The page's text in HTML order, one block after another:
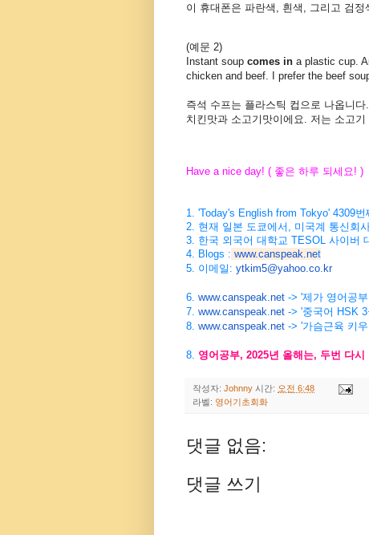
이 휴대폰은 파란색 흰색 그리고 검정
(예문 2)
Instant soup comes in a plastic cup.
chicken and beef. I prefer the beef
즉석 수프는 플라스틱 컵으로 나옵니다.
치킨맛과 소고기맛이에요 저는 소고기
Have a nice day! ( 좋은 하루 되세요 ! )
1. 'Today's English from Tokyo' 4309번
2. 현재 일본 도쿄에서 미국계 통신회
3. 한국 외국어 대학교 TESOL 사이버
4. Blogs : www.canspeak.net
5. 이메일: ytkim5@yahoo.co.kr
6. www.canspeak.net -> '제가 영어공
7. www.canspeak.net -> '중국어 HSK
8. www.canspeak.net -> '가슴근육 키
8. 영어공부, 2025년 올해는, 두번 다시
작성자: Johnny 시간: 오전 6:48
라벨: 영어기초회화
댓글 없음:
댓글 쓰기